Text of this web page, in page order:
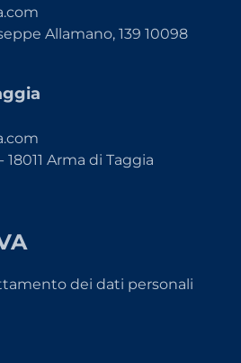
Allamano, 139 10098
18011 Arma di Taggia
dei dati personali